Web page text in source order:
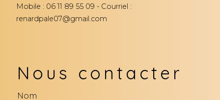
Mobile : 06 11 89 55 09 - Courriel :
renardpale07@gmail.com
Nous contacter